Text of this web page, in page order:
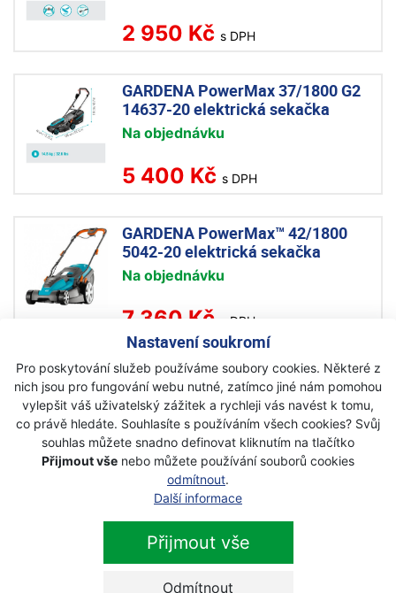
Nastavení soukromí
Pro poskytování služeb používáme soubory cookies. Některé z
nich jsou pro fungování webu nutné, zatímco jiné nám pomohou
vylepšit váš uživatelský zážitek a rychleji vás navést k tomu,
co právě hledáte. Souhlasíte s používáním všech cookies? Svůj
souhlas můžete snadno definovat kliknutím na tlačítko
Přijmout vše nebo můžete používání souborů cookies
odmítnout.
Další informace
Přijmout vše
Odmítnout
2 950 Kč s DPH
GARDENA PowerMax 37/1800 G2
14637-20 elektrická sekačka
Na objednávku
5 400 Kč s DPH
GARDENA PowerMax™ 42/1800
5042-20 elektrická sekačka
Na objednávku
7 360 Kč s DPH
Newsletter
Přihlaste se k odběru novinek
Zaškrtnutím souhlasím se zpracováním osobních